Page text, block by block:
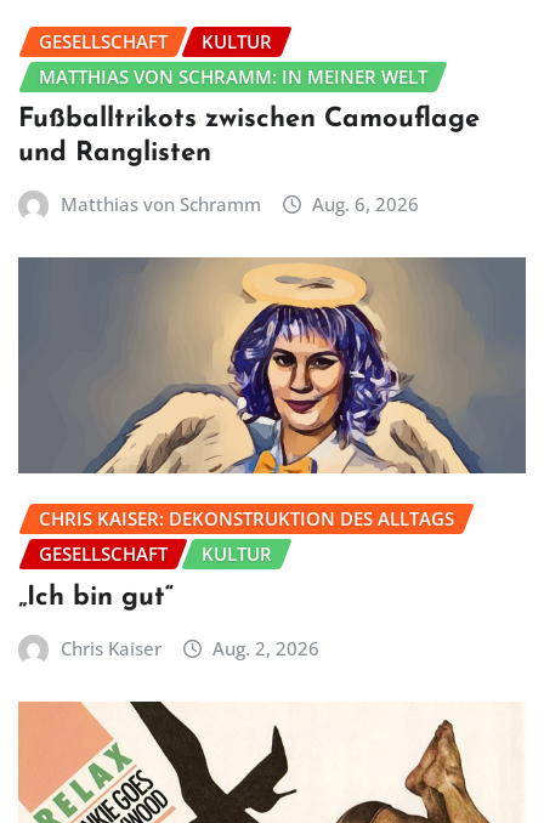
GESELLSCHAFT
KULTUR
MATTHIAS VON SCHRAMM: IN MEINER WELT
Fußballtrikots zwischen Camouflage
und Ranglisten
Matthias von Schramm Aug. 6, 2026
CHRIS KAISER: DEKONSTRUKTION DES ALLTAGS
GESELLSCHAFT
KULTUR
„Ich bin gut“
Chris Kaiser Aug. 2, 2026